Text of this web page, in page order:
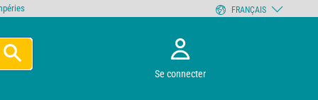
Se connecter
FRANÇAIS